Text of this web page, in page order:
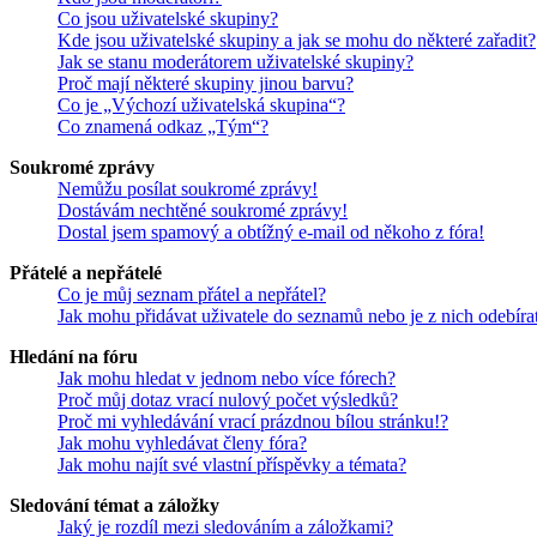
Co jsou uživatelské skupiny?
Kde jsou uživatelské skupiny a jak se mohu do některé zařadit?
Jak se stanu moderátorem uživatelské skupiny?
Proč mají některé skupiny jinou barvu?
Co je „Výchozí uživatelská skupina“?
Co znamená odkaz „Tým“?
Soukromé zprávy
Nemůžu posílat soukromé zprávy!
Dostávám nechtěné soukromé zprávy!
Dostal jsem spamový a obtížný e-mail od někoho z fóra!
Přátelé a nepřátelé
Co je můj seznam přátel a nepřátel?
Jak mohu přidávat uživatele do seznamů nebo je z nich
Hledání na fóru
Jak mohu hledat v jednom nebo více fórech?
Proč můj dotaz vrací nulový počet výsledků?
Proč mi vyhledávání vrací prázdnou bílou stránku!?
Jak mohu vyhledávat členy fóra?
Jak mohu najít své vlastní příspěvky a témata?
Sledování témat a záložky
Jaký je rozdíl mezi sledováním a záložkami?